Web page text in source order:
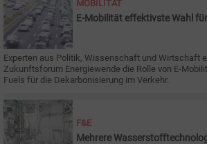
MOBILITÄT
E-Mobilität effektivste Wahl
Experten aus Politik, Wissenschaft und Wirtschaft
Zukunftsforum Energiewende die Rolle von E-
Fuels für die Dekarbonisierung im Verkehr.
F&E
Mehrere